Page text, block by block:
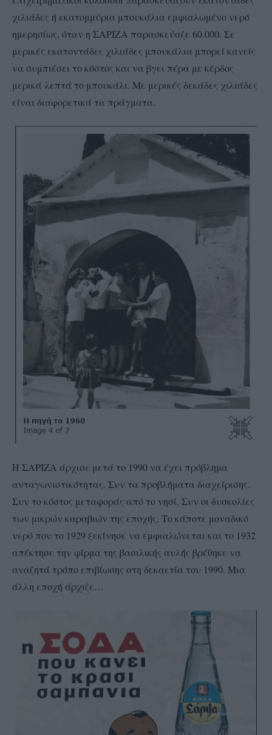
χιλιάδες ή εκατομμύρια μπουκάλια εμφιαλωμένο νερό
ημερησίως, όταν η ΣΑΡΙΖΑ παρασκεύαζε 60.000. Σε
μερικές εκατοντάδες χιλιάδες μπουκάλια μπορεί κανείς
να συμπιέσει το κόστος και να βγει πέρα με κέρδος
μερικά λεπτά το μπουκάλι. Με μερικές δεκάδες χιλιάδες
είναι διαφορετικά τα πράγματα.
Η ΣΑΡΙΖΑ άρχισε μετά το 1990 να έχει πρόβλημα
ανταγωνιστικότητας. Συν τα προβλήματα διαχείρισης.
Συν το κόστος μεταφοράς από το νησί. Συν οι δυσκολίες
των μικρών καραβιών της εποχής. Το κάποτε μοναδικό
νερό που το 1929 ξεκίνησε να εμφιαλώνεται και το 1932
απέκτησε την φίρμα της βασιλικής αυλής βρέθηκε να
αναζητά τρόπο επιβίωσης στη δεκαετία του 1990. Μια
άλλη εποχή άρχιζε…